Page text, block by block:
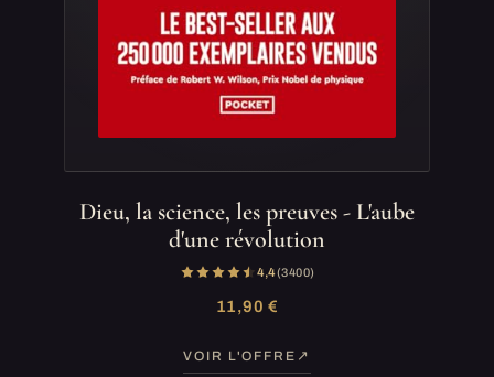
Dieu, la science, les preuves - L'aube
d'une révolution
4,4(3 400)
11,90 €
VOIR L'OFFRE